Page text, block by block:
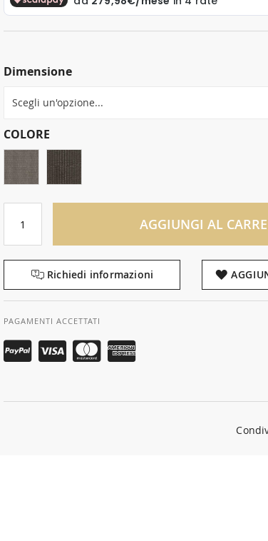
Dimensione
COLORE
AGGIUNGI AL
Richiedi informazioni
PAGAMENTI ACCETTATI